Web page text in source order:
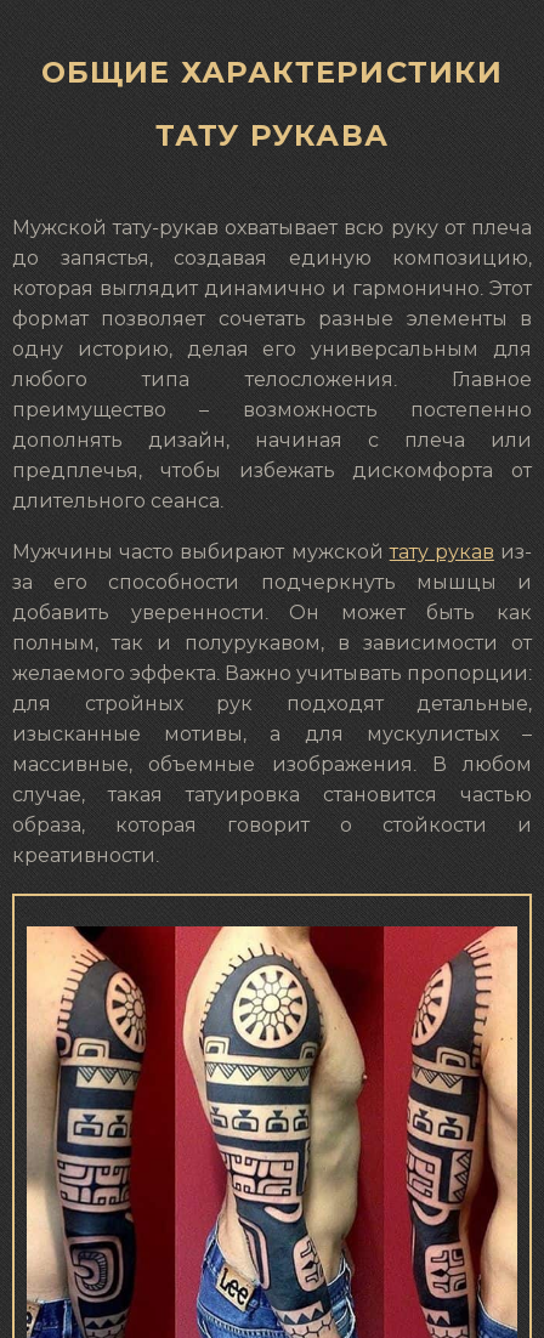
ОБЩИЕ ХАРАКТЕРИСТИКИ
ТАТУ РУКАВА
Мужской тату-рукав охватывает всю руку от плеча
до запястья, создавая единую композицию,
которая выглядит динамично и гармонично. Этот
формат позволяет сочетать разные элементы в
одну историю, делая его универсальным для
любого типа телосложения. Главное
преимущество – возможность постепенно
дополнять дизайн, начиная с плеча или
предплечья, чтобы избежать дискомфорта от
длительного сеанса.
Мужчины часто выбирают мужскойтату рукав из-
за его способности подчеркнуть мышцы и
добавить уверенности. Он может быть как
полным, так и полурукавом, в зависимости от
желаемого эффекта. Важно учитывать пропорции:
для стройных рук подходят детальные,
изысканные мотивы, а для мускулистых –
массивные, объемные изображения. В любом
случае, такая татуировка становится частью
образа, которая говорит о стойкости и
креативности.